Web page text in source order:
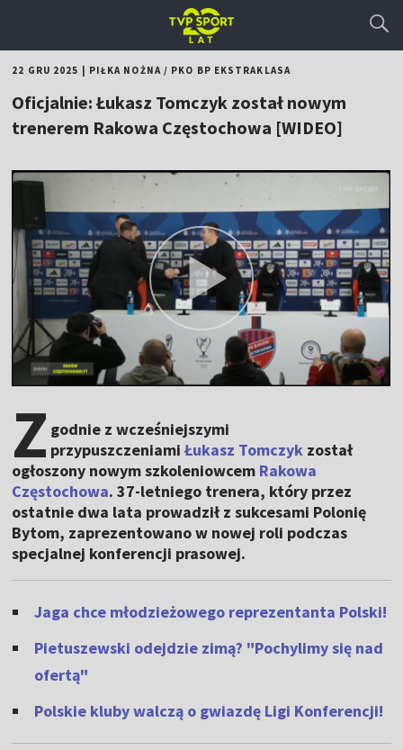
22 GRU 2025 PIŁKA NOŻNA/ PKO BP EKSTRAKLASA
Oficjalnie: Łukasz Tomczyk został nowym
trenerem Rakowa Częstochowa [WIDEO]
Z godnie z wcześniejszymi
przypuszczeniamiŁukasz Tomczyk został
ogłoszony nowym szkoleniowcem Rakowa
Częstochowa. 37-letniego trenera, który przez
ostatnie dwa lata prowadził z sukcesami Polonię
Bytom, zaprezentowano w nowej roli podczas
specjalnej konferencji prasowej.
Jaga chce młodzieżowego reprezentanta Polski!
Pietuszewski odejdzie zimą? "Pochylimy się nad
ofertą"
Polskie kluby walczą o gwiazdę Ligi Konferencji!